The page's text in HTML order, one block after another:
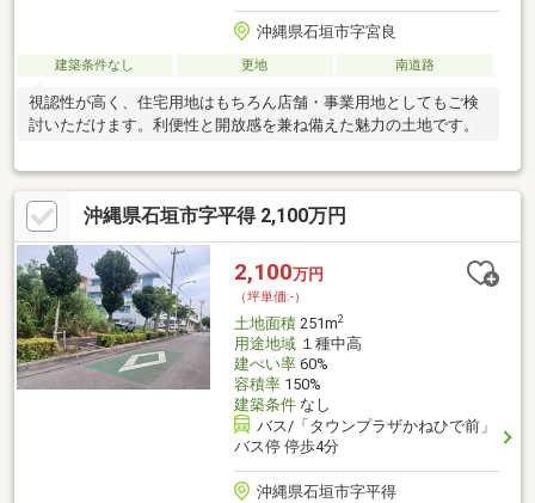
沖縄県石垣市字宮良
建築条件なし 更地 南道路
視認性が高く、住宅用地はもちろん店舗・事業用地としてもご検
討いただけます。利便性と開放感を兼ね備えた魅力の土地です。
沖縄県石垣市字平得 2,100万円
2,100万円
（坪単価:-）
土地面積251m2
用途地域１種中高
建ぺい率60%
容積率150%
建築条件なし
バス/「タウンプラザかねひで前」
バス停 停歩4分
沖縄県石垣市字平得